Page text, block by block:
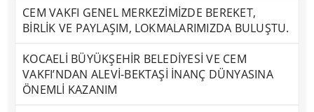
CEM VAKFI GENEL MERKEZİMİZDE BEREKET,
BİRLİK VE PAYLAŞIM, LOKMALARIMIZDA BULUŞTU.
KOCAELİ BÜYÜKŞEHİR BELEDİYESİ VE CEM
VAKFI’NDAN ALEVİ-BEKTAŞİ İNANÇ DÜNYASINA
ÖNEMLİ KAZANIM